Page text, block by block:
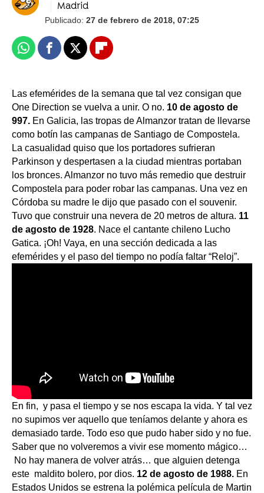
Madrid
Publicado: 27 de febrero de 2018, 07:25
WhatsappFacebook
X Flipboard
Las efemérides de la semana que tal vez consigan que
One Direction se vuelva a unir. O no. 10 de agosto de
997. En Galicia, las tropas de Almanzor tratan de llevarse
como botín las campanas de Santiago de Compostela.
La casualidad quiso que los portadores sufrieran
Parkinson y despertasen a la ciudad mientras portaban
los bronces. Almanzor no tuvo más remedio que destruir
Compostela para poder robar las campanas. Una vez en
Córdoba su madre le dijo que pasado con el souvenir.
Tuvo que construir una nevera de 20 metros de altura. 11
de agosto de 1928. Nace el cantante chileno Lucho
Gatica. ¡Oh! Vaya, en una sección dedicada a las
efemérides y el paso del tiempo no podía faltar “Reloj”.
En fin, y pasa el tiempo y se nos escapa la vida. Y tal vez
no supimos ver aquello que teníamos delante y ahora es
demasiado tarde. Todo eso que pudo haber sido y no fue.
Saber que no volveremos a vivir ese momento mágico…
No hay manera de volver atrás… que alguien detenga
este maldito bolero, por dios. 12 de agosto de 1988. En
Estados Unidos se estrena la polémica película de Martin